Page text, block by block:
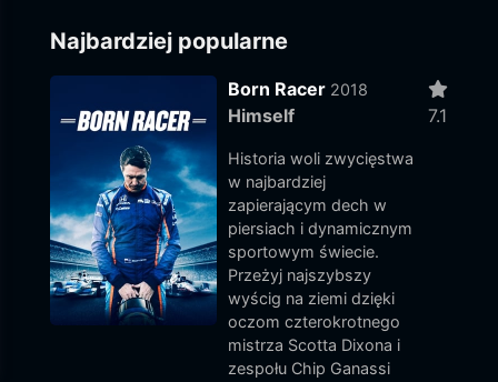
Najbardziej popularne
Born Racer 2018
Himself
Historia woli zwycięstwa
w najbardziej
zapierającym dech w
piersiach i dynamicznym
sportowym świecie.
Przeżyj najszybszy
wyścig na ziemi dzięki
oczom czterokrotnego
mistrza Scotta Dixona i
zespołu Chip Ganassi
7.1